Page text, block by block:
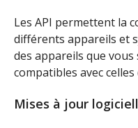
Les API permettent la
différents appareils et
des appareils que
compatibles avec
Mises à jour